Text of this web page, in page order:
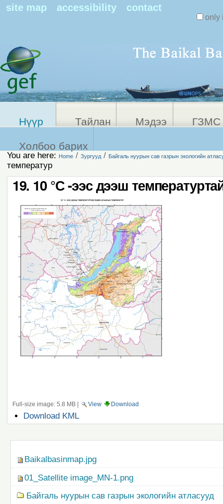
site map accessibility contact
only
Нүүр Тайлан Мэдээ ГЗМС
Холбоо барих
You are here: Home / Зургууд / Байгаль нуурын сав газрын экологийн
температур
19. 10 °С -ээс дээш
Full-size image: 5.8 MB| View Download
Document
Actions
Download KML
Baikalbasinmap.jpg
01_Satellite image_MN-1.png
Байгаль нуурын сав газрын экологийн атласууд